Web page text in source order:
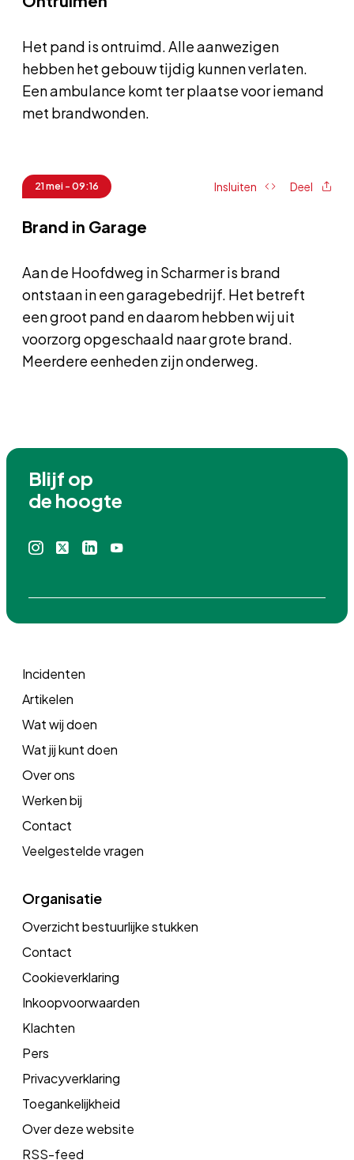
Het pand is ontruimd. Alle aanwezigen
hebben het gebouw tijdig kunnen verlaten.
Een ambulance komt ter plaatse voor iemand
met brandwonden.
21 mei - 09:16 Insluiten Deel
Brand in Garage
Aan de Hoofdweg in Scharmer is brand
ontstaan in een garagebedrijf. Het betreft
een groot pand en daarom hebben wij uit
voorzorg opgeschaald naar grote brand.
Meerdere eenheden zijn onderweg.
Blijf op
de hoogte
InstagramLinkedin
Incidenten
Artikelen
Wat wij doen
Wat jij kunt doen
Over ons
Werken bij
Contact
Veelgestelde vragen
Organisatie
Overzicht bestuurlijke stukken
Contact
Cookieverklaring
Inkoopvoorwaarden
Klachten
Pers
Privacyverklaring
Toegankelijkheid
Over deze website
RSS-feed